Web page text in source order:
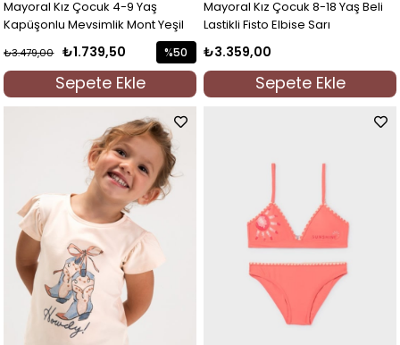
Mayoral Kız Çocuk 4-9 Yaş
Kapüşonlu Mevsimlik Mont Yeşil
₺1.739,50
₺3.479,00
Sepete Ekle
%50
İndirim
%50İndirim
Mayoral Kız Çocuk 8-18 Yaş Beli
Lastikli Fisto Elbise Sarı
₺3.359,00
Sepete Ekle